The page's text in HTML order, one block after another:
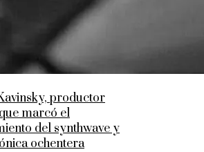
productor
marcó el
del synthwave y
ochentera